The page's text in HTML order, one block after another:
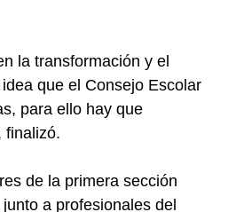
la transformación y el
que el Consejo Escolar
para ello hay que
finalizó.
de la primera sección
a profesionales del